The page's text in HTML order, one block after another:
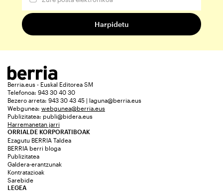
Berria.eus - Euskal Editorea SM
Telefonoa: 943 30 40 30
Bezero arreta: 943 30 43 45 | laguna@berria.eus
Webgunea: webgunea@berria.eus
Publizitatea: publi@bidera.eus
Harremanetan jarri
ORRIALDE KORPORATIBOAK
Ezagutu BERRIA Taldea
BERRIA berri bloga
Publizitatea
Galdera-erantzunak
Kontratazioak
Sarebide
LEGEA